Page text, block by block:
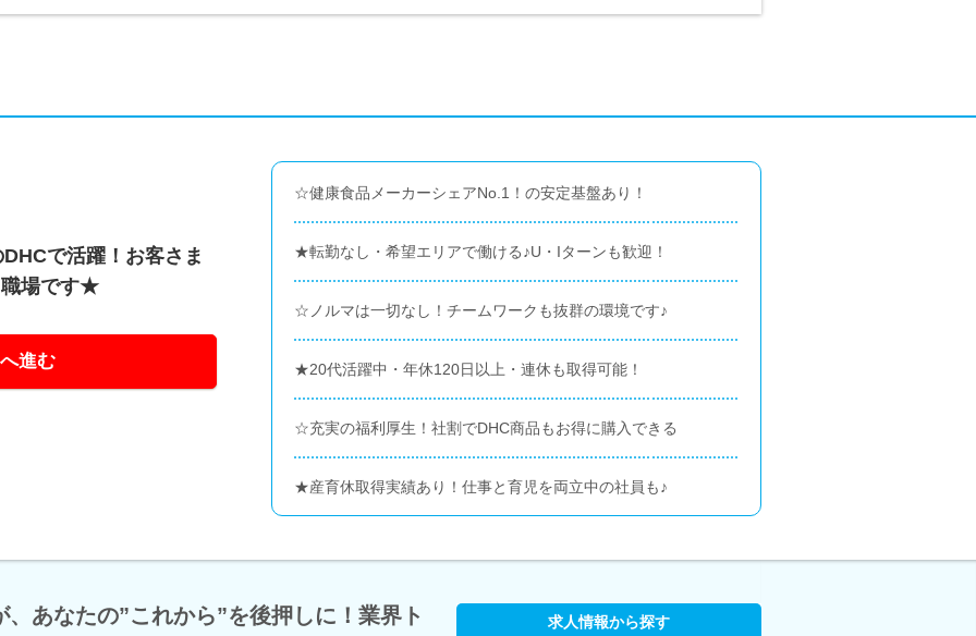
で活躍！お客さま
職場です★
進む
☆健康食品メーカーシェアNo.1！の安定基盤あり！
★転勤なし・希望エリアで働ける♪U・Iターンも歓迎！
☆ノルマは一切なし！チームワークも抜群の環境です♪
★20代活躍中・年休120日以上・連休も取得可能！
☆充実の福利厚生！社割でDHC商品もお得に購入できる
★産育休取得実績あり！仕事と育児を両立中の社員も♪
あなたの”これから”を後押しに！業界ト
求人情報から探す